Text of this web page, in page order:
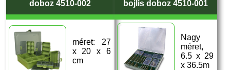
doboz 4510-002
méret: 27
x 20 x 6
cm
bojlis doboz 4510-001
Nagy
méret,
6.5 x 29
x 36.5m